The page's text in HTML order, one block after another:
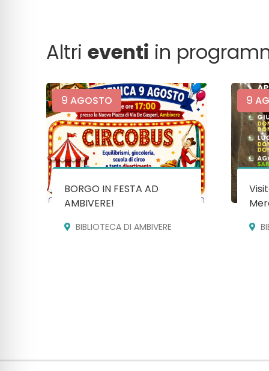
Altrieventi in
9 AGOSTO
BORGO IN FESTA AD
AMBIVERE!
BIBLIOTECA DI AMBIVERE
9